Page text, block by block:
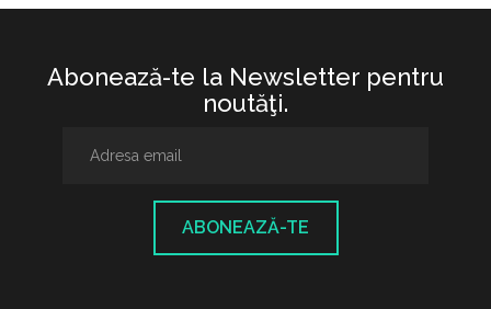
Abonează-te la Newsletter pentru
noutăţi.
ABONEAZĂ-TE